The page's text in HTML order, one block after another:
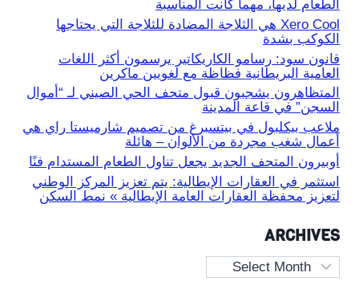
الطعام لديها، مهما كانت المناسبة
Xero Cool هي الثلاجة المضادة للثلاجة التي يحتاجها
الكوكب بشدة
قانون سود: رسامو الكاريكاتير يرسمون أكثر اللغات
العامية البريطانية فظاظة مع لغويين ماكرين
المتظاهرون يشجبون قبول متحف الحي الصيني لـ “أموال
السجن” في قاعة المدينة
ملاعب بيكلبول في بيتسبرغ من تصميم شارميستا راي هي
أعمال شغب مجردة من الألوان – هائلة
أوبيرون المتحف الجديد يجعل تناول الطعام المستدام فنًا
استثمر في العقارات الإيطالية: يتم تعزيز المركز الوطني
لتعزيز محفظة العقارات العامة الإيطالية » نمط السكن
ARCHIVES
Archives